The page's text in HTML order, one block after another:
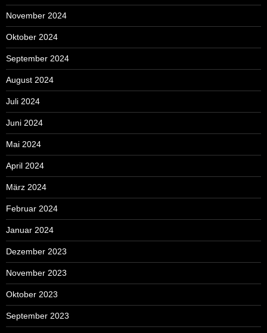
November 2024
Oktober 2024
September 2024
August 2024
Juli 2024
Juni 2024
Mai 2024
April 2024
März 2024
Februar 2024
Januar 2024
Dezember 2023
November 2023
Oktober 2023
September 2023